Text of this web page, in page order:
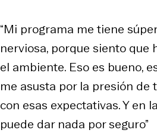
“Mi programa me tiene
nerviosa, porque siento que
el ambiente. Eso es bueno,
me asusta por la presión de
con esas expectativas. Y en
puede dar nada por seguro”